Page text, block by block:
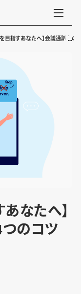
を目指すあなたへ】会議通訳をの
なたへ】
のコツ